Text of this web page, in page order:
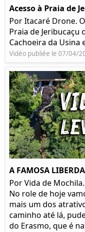
Acesso à Praia de
Por Itacaré Drone.
Praia de Jeribucaçu
Cachoeira da Usina
Vidéo publiée le 07/04/
A FAMOSA
Por Vida de
No role de hoje
mais um dos
caminho até lá,
do Erasmo, que é